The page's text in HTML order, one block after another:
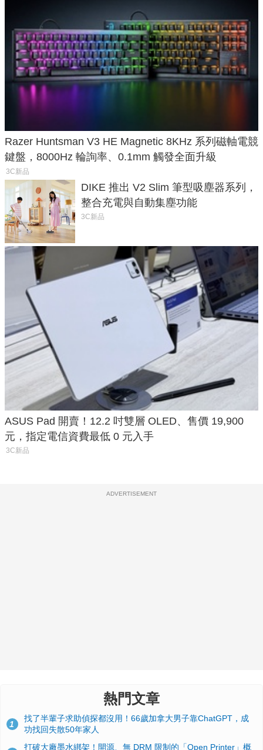
Razer Huntsman V3 HE Magnetic 8KHz 系列磁軸電競
鍵盤，8000Hz 輪詢率、0.1mm 觸發全面升級
3C新品
DIKE 推出 V2 Slim 筆型吸塵器系列，
整合充電與自動集塵功能
3C新品
ASUS Pad 開賣！12.2 吋雙層 OLED、售價 19,900
元，指定電信資費最低 0 元入手
3C新品
ADVERTISEMENT
熱門文章
1
找了半輩子求助偵探都沒用！66歲加拿大男子靠ChatGPT，成
功找回失散50年家人
打破大廠墨水綁架！開源、無 DRM 限制的「Open Printer」概